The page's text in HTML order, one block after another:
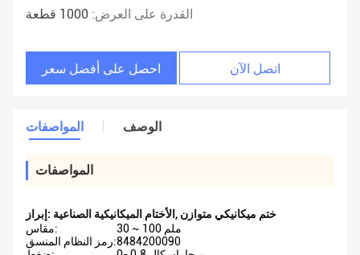
القدرة على العرض: 1000 قطعة
احصل على أفضل سعر اتصل الآن
المواصفات الوصف
المواصفات
إبراز: الأختام الميكانيكية الصناعية , ختم ميكانيكي متوازن
مقاس:
30 ~ 100 ملم
رمز النظام المنسق:8484200090